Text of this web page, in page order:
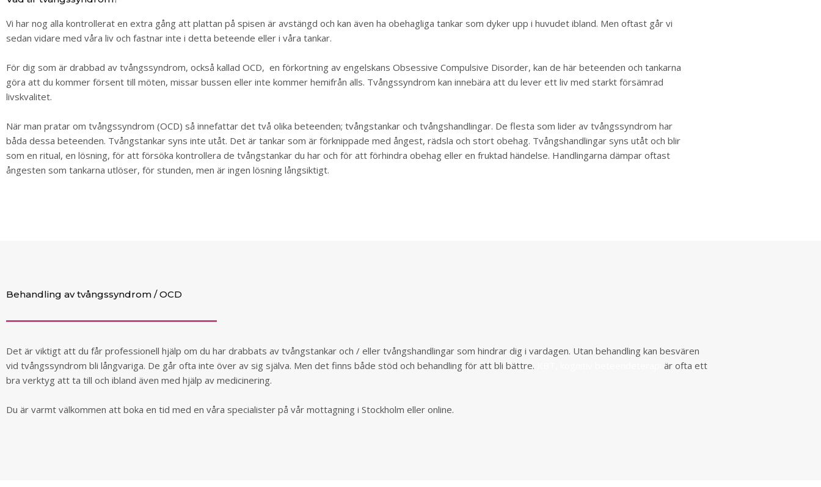
Vi har nog alla kontrollerat en extra gång att plattan på spisen är avstängd och kan även ha obehagliga tankar som dyker upp i huvudet ibland. Men oftast går vi
sedan vidare med våra liv och fastnar inte i detta beteende eller i våra tankar.
För dig som är drabbad av tvångssyndrom, också kallad OCD, en förkortning av engelskans Obsessive Compulsive Disorder, kan de här beteenden och tankarna
göra att du kommer försent till möten, missar bussen eller inte kommer hemifrån alls. Tvångssyndrom kan innebära att du lever ett liv med starkt försämrad
livskvalitet.
När man pratar om tvångssyndrom (OCD) så innefattar det två olika beteenden; tvångstankar och tvångshandlingar. De flesta som lider av tvångssyndrom har
båda dessa beteenden. Tvångstankar syns inte utåt. Det är tankar som är förknippade med ångest, rädsla och stort obehag. Tvångshandlingar syns utåt och blir
som en ritual, en lösning, för att försöka kontrollera de tvångstankar du har och för att förhindra obehag eller en fruktad händelse. Handlingarna dämpar oftast
ångesten som tankarna utlöser, för stunden, men är ingen lösning långsiktigt.
Behandling av tvångssyndrom / OCD
Det är viktigt att du får professionell hjälp om du har drabbats av tvångstankar och / eller tvångshandlingar som hindrar dig i vardagen. Utan behandling kan besvären
vid tvångssyndrom bli långvariga. De går ofta inte över av sig själva. Men det finns både stöd och behandling för att bli bättre.
är ofta ett
bra verktyg att ta till och ibland även med hjälp av medicinering.
Du är varmt välkommen att boka en tid med en våra specialister på vår mottagning i Stockholm eller online.